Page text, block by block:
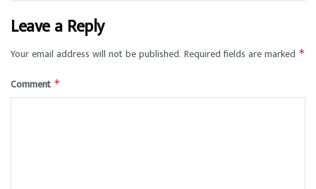
Leave a Reply
Your email address will not be published. Required fields are marked *
Comment *